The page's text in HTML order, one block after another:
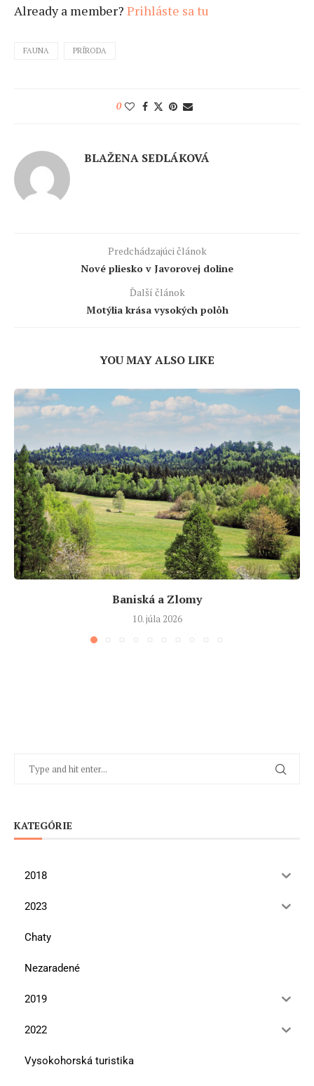
Already a member? Prihláste sa tu
FAUNA PRÍRODA
0
BLAŽENA SEDLÁKOVÁ
Predchádzajúci článok
Nové pliesko v Javorovej doline
Ďalší článok
Motýlia krása vysokých polôh
YOU MAY ALSO LIKE
Baniská a Zlomy
10. júla 2026
KATEGÓRIE
2018
2023
Chaty
Nezaradené
2019
2022
Vysokohorská turistika